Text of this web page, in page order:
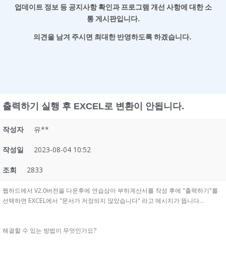
업데이트 정보 등 공지사항 확인과프로그램 개선 사항에 대한 소
통 게시판입니다.
의견을 남겨 주시면 최대한 반영하도록 하겠습니다.
출력하기 실행 후 EXCEL로 변환이 안됩니다.
작성자 유**
작성일 2023-08-04 10:52
조회 2833
웹하드에서 V2.0버전을 다운후에 연습삼아 부하계산서를 작성 후에 "출력하기"를
선택하면 EXCEL에서 "문서가 저장되지 않았습니다" 라고 메시지가 뜹니다...
해결할 수 있는 방법이 무엇인가요?